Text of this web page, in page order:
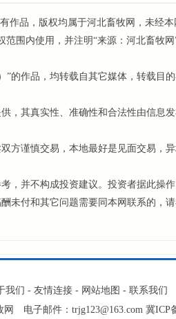
品，版权均属于河北畜牧网，未经本
围内使用，并注明“来源：河北畜牧
作品，均转载自其它媒体，转载目
其真实性、准确性和合法性由信息发
谨慎交易，本地最好是见面交易，
，并不构成投资建议。投资者据此操作
付和其它问题需要同本网联系的，请
我们 - 友情连接 - 网站地图 - 联系我们
网 电子邮件：trjg123@163.com 冀ICP